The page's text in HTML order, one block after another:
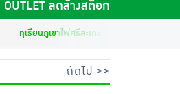
OUTLET ลดล้างสต็อก
ทุเรียนภูเขาไฟศรีสะเกษแกะเนื้อพรีเมี่ยม
ถัดไป >>